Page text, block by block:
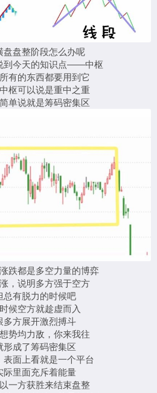
盘盘整阶段怎么办呢
到今天的知识点——中枢
有的东西都要用到它
枢可以说是重中之重
单说就是筹码密集区
跌都是多空力量的博弈
，说明多方强于空方
总有脱力的时候吧
候空方就趁虚而入
多方展开激烈搏斗
势均力敌，你来我往
形成了筹码密集区
表面上看就是一个平台
际里面充斥着能量
一方获胜来结束盘整